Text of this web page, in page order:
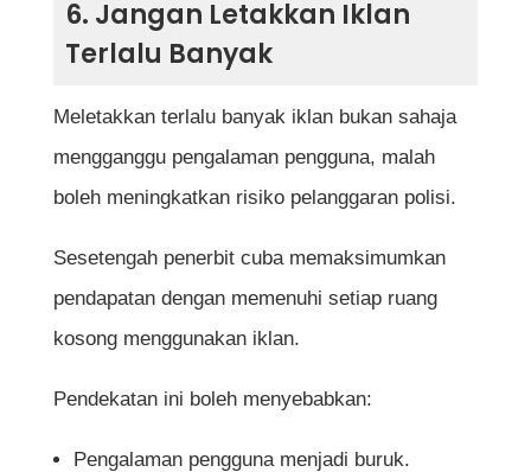
6. Jangan Letakkan Iklan
Terlalu Banyak
Meletakkan terlalu banyak iklan bukan sahaja
mengganggu pengalaman pengguna, malah
boleh meningkatkan risiko pelanggaran polisi.
Sesetengah penerbit cuba memaksimumkan
pendapatan dengan memenuhi setiap ruang
kosong menggunakan iklan.
Pendekatan ini boleh menyebabkan:
Pengalaman pengguna menjadi buruk.